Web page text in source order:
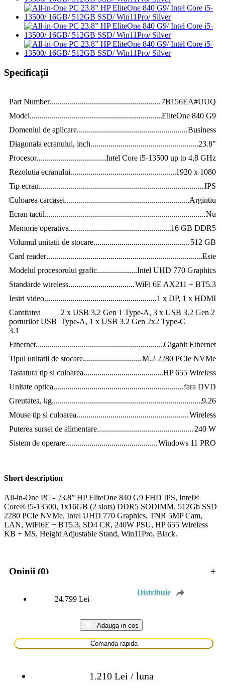
Specificaţii
Part Number
7B156EA#UUQ
Model
EliteOne 840 G9
Domeniul de aplicare
Business
Diagonala ecranului, inch
23.8"
Procesor
Intel Core i5-13500 up to 4,8 GHz
Rezolutia ecranului
1920 x 1080
Tip ecran
IPS
Culoarea carcasei
Argintiu
Ecran tactil
Nu
Memorie operativa
16 GB DDR5
Volumul unitatii de stocare
512 GB
Card reader
Este
Modelul procesorului grafic
Intel UHD 770 Graphics
Standarde wireless
WiFi 6E AX211 + BT5.3
Iesiri video
1 x DP, 1 x HDMI
Cantitatea
porturilor USB
3.1
2 x USB 3.2 Gen 1 Type-A, 3 x USB 3.2 Gen 2
Type-A, 1 x USB 3.2 Gen 2x2 Type-C
Ethernet
Gigabit Ethernet
Tipul unitatii de stocare
M.2 2280 PCIe NVMe
Tastatura tip si culoarea
HP 655 Wireless
Unitate optica
fara DVD
Greutatea, kg
9.26
Mouse tip si culoarea
Wireless
Puterea sursei de alimentare
240 W
Sistem de operare
Windows 11 PRO
Short description
All-in-One PC - 23.8” HP EliteOne 840 G9 FHD IPS, Intel®
Core® i5-13500, 1x16GB (2 slots) DDR5 SODIMM, 512Gb SSD
2280 PCIe NVMe, Intel UHD 770 Graphics, TNR 5MP Cam,
LAN, WiFi6E + BT5.3, SD4 CR, 240W PSU, HP 655 Wireless
KB + MS, Height Adjustable Stand, Win11Pro, Black.
Opinii (0) +
24.799 Lei
Adauga in cos
Comanda rapida
1.210 Lei / luna